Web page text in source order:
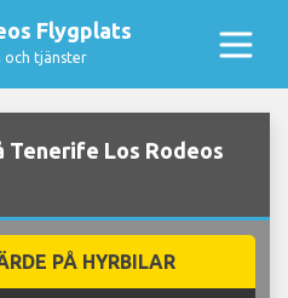
Flygplats
och tjänster
Tenerife Los Rodeos
PÅ HYRBILAR